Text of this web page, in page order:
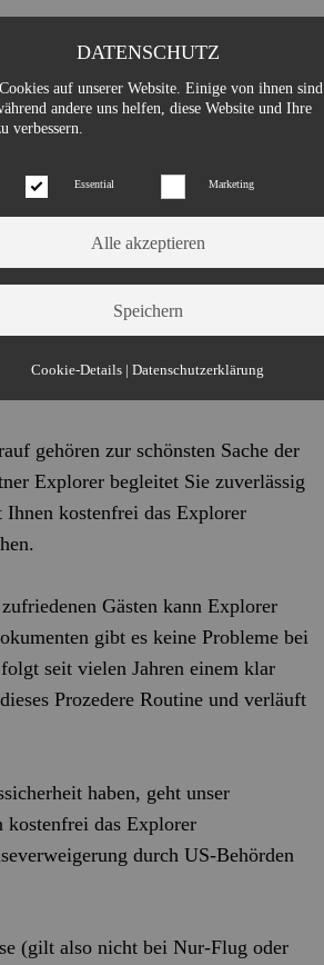
News
Einreise-
gehören zur schönsten Sache der
Explorer begleitet Sie zuverlässig
kostenfrei das Explorer
Gästen kann Explorer
gibt es keine Probleme bei
seit vielen Jahren einem klar
Prozedere Routine und verläuft
haben, geht unser
kostenfrei das Explorer
durch US-Behörden
(gilt also nicht bei Nur-Flug oder
DATENSCHUTZ
auf unserer Website. Einige von ihnen sind
andere uns helfen, diese Website und Ihre
verbessern.
Essential Marketing
Essential (3)
Cookie Hinweis
allowCookie
3 Monate
Session
Dauer der Browsersitzung
Resolution
Speichert die Auflösung des Browserfensters
Marketing (1)
Google Analytics
Cookie von Google zur Analyse von Websites.
Cookie-Details | Datenschutzerklärung